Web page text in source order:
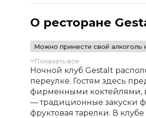
О ресторане
Можно принести свой алкоголь
Показать все
Ночной клуб Gestalt
переулке. Гостям здесь
фирменными коктейлями,
— традиционные закуски
фруктовая тарелки. В